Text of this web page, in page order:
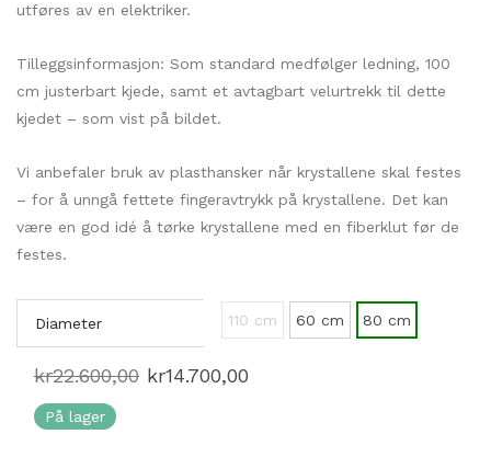
utføres av en elektriker.
Tilleggsinformasjon: Som standard medfølger ledning, 100
cm justerbart kjede, samt et avtagbart velurtrekk til dette
kjedet – som vist på bildet.
Vi anbefaler bruk av plasthansker når krystallene skal festes
– for å unngå fettete fingeravtrykk på krystallene. Det kan
være en god idé å tørke krystallene med en fiberklut før de
festes.
Diameter 110 cm 60 cm 80 cm
kr22.600,00 Opprinnelig
kr14.700,00
På lager